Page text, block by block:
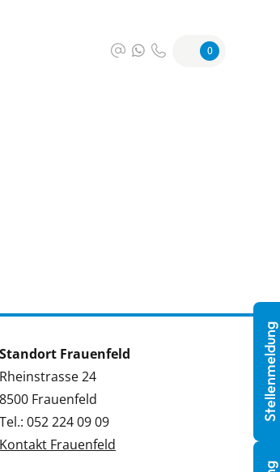
0
Standort Frauenfeld
Rheinstrasse 24
8500 Frauenfeld
Tel.: 052 224 09 09
Kontakt Frauenfeld
Stellenmeldung